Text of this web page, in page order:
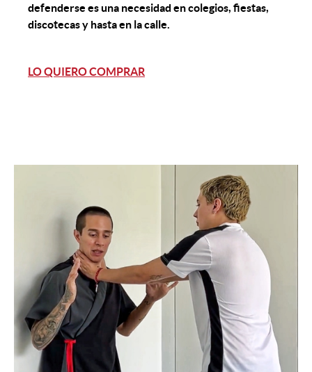
defenderse es una necesidad en colegios, fiestas,
discotecas y hasta en la calle.
LO QUIERO COMPRAR